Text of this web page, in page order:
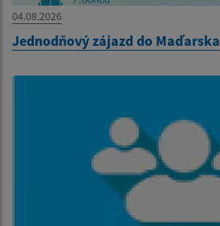
04.08.2026
Jednodňový zájazd do Maďarska